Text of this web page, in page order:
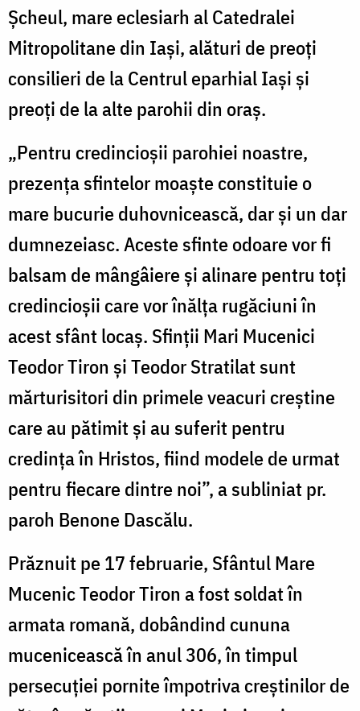
Şcheul, mare eclesiarh al Catedralei
Mitropolitane din Iaşi, alături de preoţi
consilieri de la Centrul eparhial Iaşi și
preoţi de la alte parohii din oraș.
„Pentru credincioșii parohiei noastre,
prezența sfintelor moaște constituie o
mare bucurie duhovnicească, dar și un dar
dumnezeiasc. Aceste sfinte odoare vor fi
balsam de mângâiere și alinare pentru toți
credincioșii care vor înălța rugăciuni în
acest sfânt locaș. Sfinții Mari Mucenici
Teodor Tiron și Teodor Stratilat sunt
mărturisitori din primele veacuri creștine
care au pătimit și au suferit pentru
credința în Hristos, fiind modele de urmat
pentru fiecare dintre noi”, a subliniat pr.
paroh Benone Dascălu.
Prăznuit pe 17 februarie, Sfântul Mare
Mucenic Teodor Tiron a fost soldat în
armata romană, dobândind cununa
mucenicească în anul 306, în timpul
persecuției pornite împotriva creștinilor de